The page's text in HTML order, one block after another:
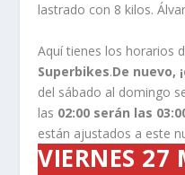
lastrado con 8 kilos.
Aquí tienes los horarios
Superbikes.De nuevo,
del sábado al domingo
las 02:00 serán las
están ajustados a este
VIERNES 27